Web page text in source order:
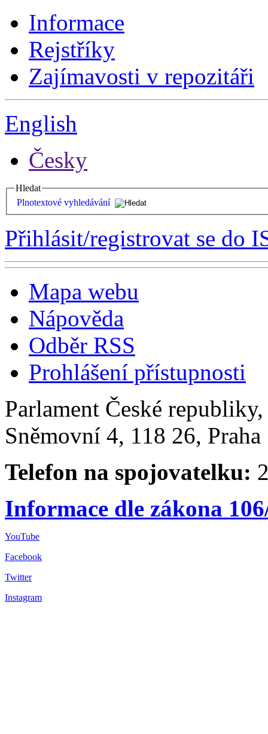
Informace
Rejstříky
Zajímavosti v repozitáři
English
Česky
Hledat
Plnotextové vyhledávání
Přihlásit/registrovat se do
Mapa webu
Nápověda
Odběr RSS
Prohlášení přístupnosti
Parlament České
Sněmovní 4, 118 26,
Telefon na spojovatelku:
Informace dle zákona
YouTube
Facebook
Twitter
Instagram